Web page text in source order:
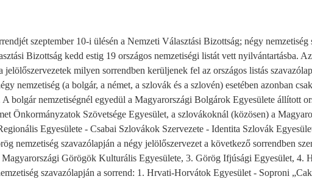
szeptember 10-i ülésén a Nemzeti Választási Bizottság; négy nemzetiség
Bizottság kedd estig 19 országos nemzetiségi listát vett nyilvántartásba.
jelölőszervezetek milyen sorrendben kerüljenek fel az országos listás
nemzetiség (a bolgár, a német, a szlovák és a szlovén) esetében azonban
bolgár nemzetiségnél egyedül a Magyarországi Bolgárok Egyesülete állított
Önkormányzatok Szövetsége Egyesület, a szlovákoknál (közösen) a
Egyesülete - Csabai Szlovákok Szervezete - Identita Szlovák
nemzetiség szavazólapján a négy jelölőszervezet a következő sorrendben
Görögök Kulturális Egyesülete, 3. Görög Ifjúsági Egyesület, 4.
szavazólapján a sorrend: 1. Hrvati-Horvátok Egyesület - Soproni